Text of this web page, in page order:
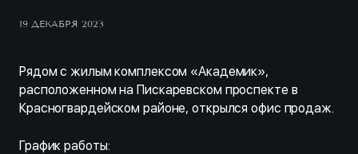
19 ДЕКАБРЯ 2023
Рядом с жилым комплексом «Академик»,
расположенном на Пискаревском проспекте в
Красногвардейском районе, открылся офис продаж.
График работы: